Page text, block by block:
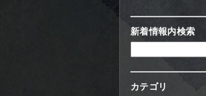
新着情報内検索
カテゴリ